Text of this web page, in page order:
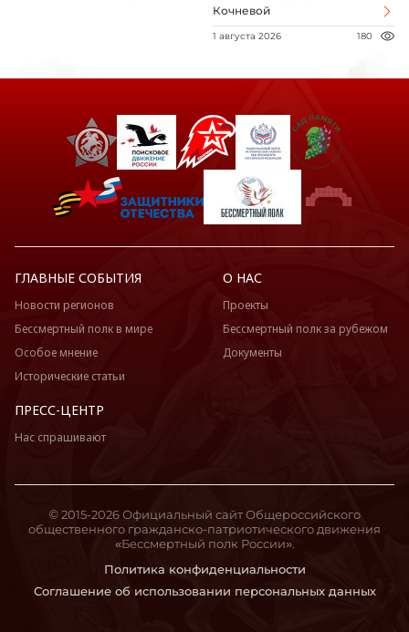
Кочневой
1 августа 2026 180
ГЛАВНЫЕ СОБЫТИЯ
Новости регионов
Бессмертный полк в мире
Особое мнение
Исторические статьи
О НАС
Проекты
Бессмертный полк за рубежом
Документы
ПРЕСС-ЦЕНТР
Нас спрашивают
Политика конфиденциальности
Соглашение об использовании персональных данных
© 2015-2026 Официальный сайт Общероссийского
общественного гражданско-патриотического движения
«Бессмертный полк России».